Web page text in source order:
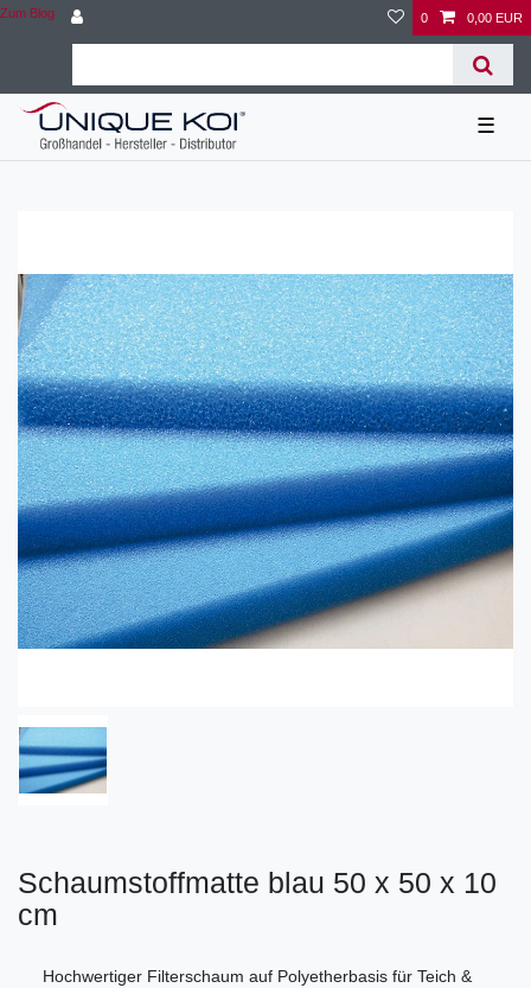
Zum Blog 0 0,00 EUR
☰
Schaumstoffmatte blau 50 x 50 x 10
cm
Hochwertiger Filterschaum auf Polyetherbasis für Teich &